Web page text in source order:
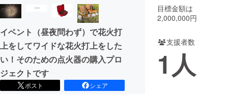
まちづくり・地域活性化
CAMPFIRE for Social Good
CAMPFIRE Creation
CAMPFIREふるさと納税machi-ya コミュニティ
イベント（昼夜問わず）で花火打
上をしてワイドな花火打上をした
い！そのための点火器の購入プロ
ジェクトです
ポスト
シェア
目標金額は
2,000,000円
支援者数
1人